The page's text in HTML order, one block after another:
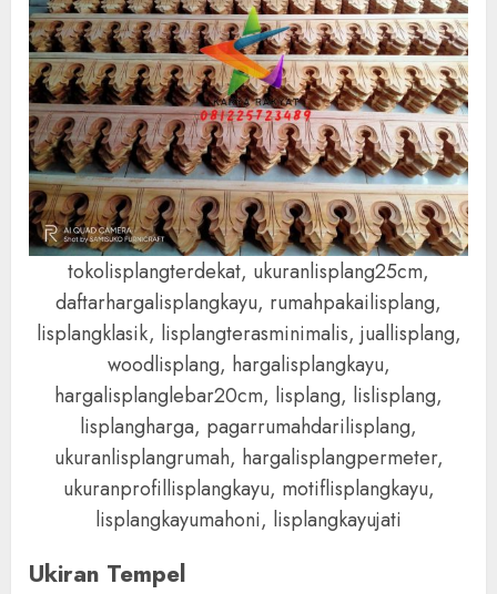
tokolisplangterdekat, ukuranlisplang25cm,
daftarhargalisplangkayu, rumahpakailisplang,
lisplangklasik, lisplangterasminimalis, juallisplang,
woodlisplang, hargalisplangkayu,
hargalisplanglebar20cm, lisplang, lislisplang,
lisplangharga, pagarrumahdarilisplang,
ukuranlisplangrumah, hargalisplangpermeter,
ukuranprofillisplangkayu, motiflisplangkayu,
lisplangkayumahoni, lisplangkayujati
Ukiran Tempel